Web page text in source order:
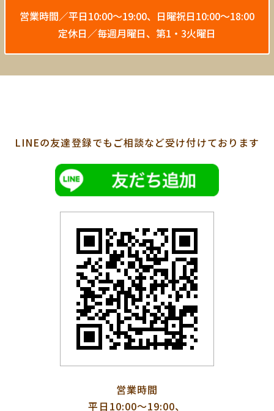
営業時間／平日10:00〜19:00、 日曜祝日10:00〜18:00
定休日／毎週月曜日、第1・3火曜日
LINEの友達登録でも ご相談など受け付けております
営業時間
平日10:00〜19:00、